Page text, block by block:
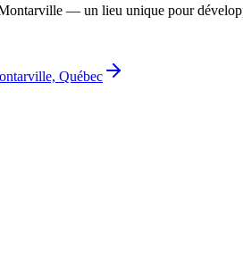
— un lieu unique pour
Québec